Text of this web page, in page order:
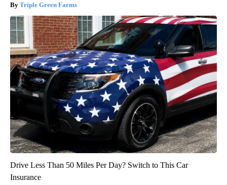
Triple Green Farms
Drive Less Than 50 Miles Per Day? Switch to This Car
Insurance